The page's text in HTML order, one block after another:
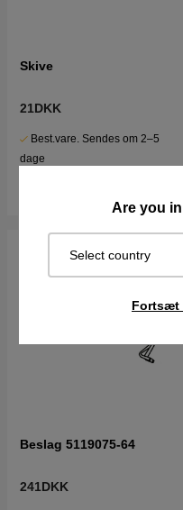
Are you
Select country
Fortsæt
Skive
21DKK
Best.vare. Sendes om 2–5
dage
Beslag 5119075-64
241DKK